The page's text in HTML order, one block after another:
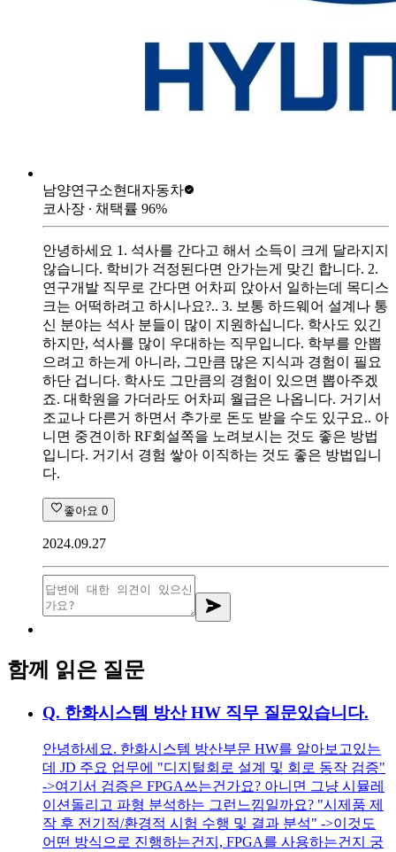
남양연구소현대자동차
코사장 ∙ 채택률 96%
안녕하세요 1. 석사를 간다고 해서 소득이 크게 달라지지
않습니다. 학비가 걱정된다면 안가는게 맞긴 합니다. 2.
연구개발 직무로 간다면 어차피 앉아서 일하는데 목디스
크는 어떡하려고 하시나요?.. 3. 보통 하드웨어 설계나 통
신 분야는 석사 분들이 많이 지원하십니다. 학사도 있긴
하지만, 석사를 많이 우대하는 직무입니다. 학부를 안뽑
으려고 하는게 아니라, 그만큼 많은 지식과 경험이 필요
하단 겁니다. 학사도 그만큼의 경험이 있으면 뽑아주겠
죠. 대학원을 가더라도 어차피 월급은 나옵니다. 거기서
조교나 다른거 하면서 추가로 돈도 받을 수도 있구요.. 아
니면 중견이하 RF회설쪽을 노려보시는 것도 좋은 방법
입니다. 거기서 경험 쌓아 이직하는 것도 좋은 방법입니
다.
좋아요 0
2024.09.27
함께 읽은 질문
Q. 한화시스템 방산 HW 직무 질문있습니다.
안녕하세요. 한화시스템 방산부문 HW를 알아보고있는
데 JD 주요 업무에 "디지털회로 설계 및 회로 동작 검증"
->여기서 검증은 FPGA쓰는건가요? 아니면 그냥 시뮬레
이션돌리고 파형 분석하는 그런느낌일까요? "시제품 제
작 후 전기적/환경적 시험 수행 및 결과 분석" ->이것도
어떤 방식으로 진행하는건지, FPGA를 사용하는건지 궁